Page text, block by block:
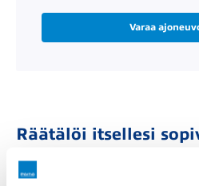
Varaa
Räätälöi itsellesi